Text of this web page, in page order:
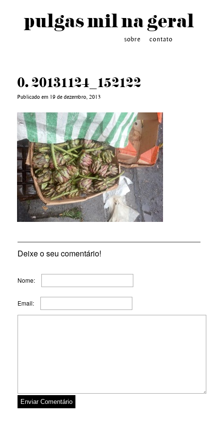
pulgas mil na geral
contato
sobre
0. 20131124_152122
Publicado em 19 de dezembro, 2013
Deixe o seu comentário!
Nome:
Email: